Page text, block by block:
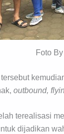
Foto
outbound,
terealisasi
dijadikan